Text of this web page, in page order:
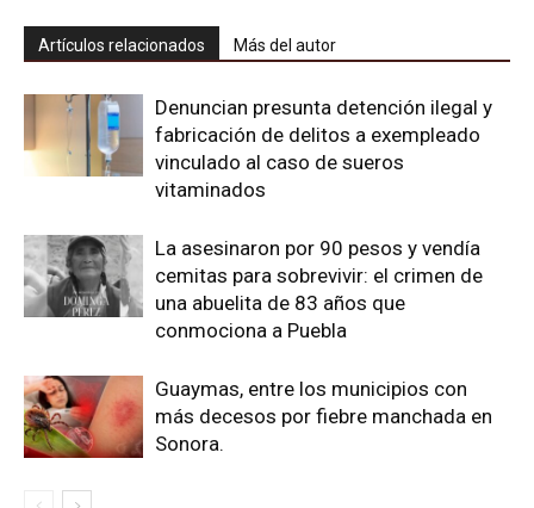
Artículos relacionados Más del autor
Denuncian presunta detención ilegal y
fabricación de delitos a exempleado
vinculado al caso de sueros
vitaminados
La asesinaron por 90 pesos y vendía
cemitas para sobrevivir: el crimen de
una abuelita de 83 años que
conmociona a Puebla
Guaymas, entre los municipios con
más decesos por fiebre manchada en
Sonora.